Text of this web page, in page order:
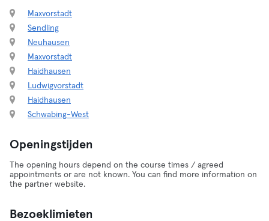
Maxvorstadt
Sendling
Neuhausen
Maxvorstadt
Haidhausen
Ludwigvorstadt
Haidhausen
Schwabing-West
Openingstijden
The opening hours depend on the course times / agreed
appointments or are not known. You can find more information on
the partner website.
Bezoeklimieten